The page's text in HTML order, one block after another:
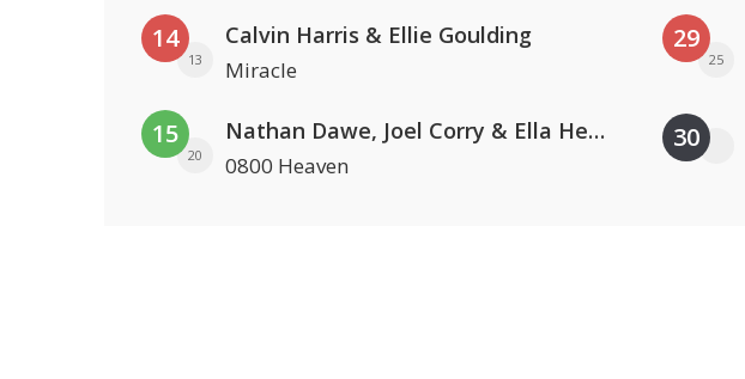
14
13
Calvin Harris & Ellie Goulding
Miracle
15
20
Nathan Dawe, Joel Corry & Ella Henderson
0800 Heaven
29
25
30